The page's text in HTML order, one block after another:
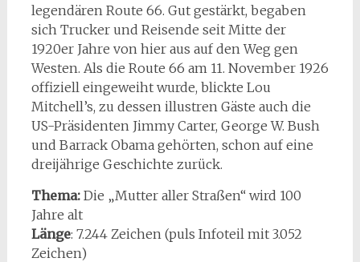
legendären Route 66. Gut gestärkt, begaben
sich Trucker und Reisende seit Mitte der
1920er Jahre von hier aus auf den Weg gen
Westen. Als die Route 66 am 11. November 1926
offiziell eingeweiht wurde, blickte Lou
Mitchell’s, zu dessen illustren Gäste auch die
US-Präsidenten Jimmy Carter, George W. Bush
und Barrack Obama gehörten, schon auf eine
dreijährige Geschichte zurück.
Thema: Die „Mutter aller Straßen“ wird 100
Jahre alt
Länge: 7.244 Zeichen (puls Infoteil mit 3.052
Zeichen)